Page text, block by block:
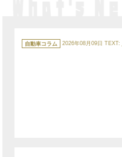
テ
ゴ
自動車コラム 2026年08月09日 TEXT: